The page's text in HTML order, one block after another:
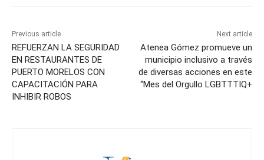
Previous article
REFUERZAN LA SEGURIDAD
EN RESTAURANTES DE
PUERTO MORELOS CON
CAPACITACIÓN PARA
INHIBIR ROBOS
Next article
Atenea Gómez promueve un
municipio inclusivo a través
de diversas acciones en este
“Mes del Orgullo LGBTTTIQ+